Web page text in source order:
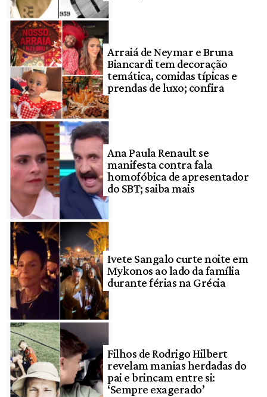
Arraiá de Neymar e Bruna
Biancardi tem decoração
temática, comidas típicas e
prendas de luxo; confira
Ana Paula Renault se
manifesta contra fala
homofóbica de apresentador
do SBT; saiba mais
Ivete Sangalo curte noite em
Mykonos ao lado da família
durante férias na Grécia
Filhos de Rodrigo Hilbert
revelam manias herdadas do
pai e brincam entre si:
‘Sempre exagerado’